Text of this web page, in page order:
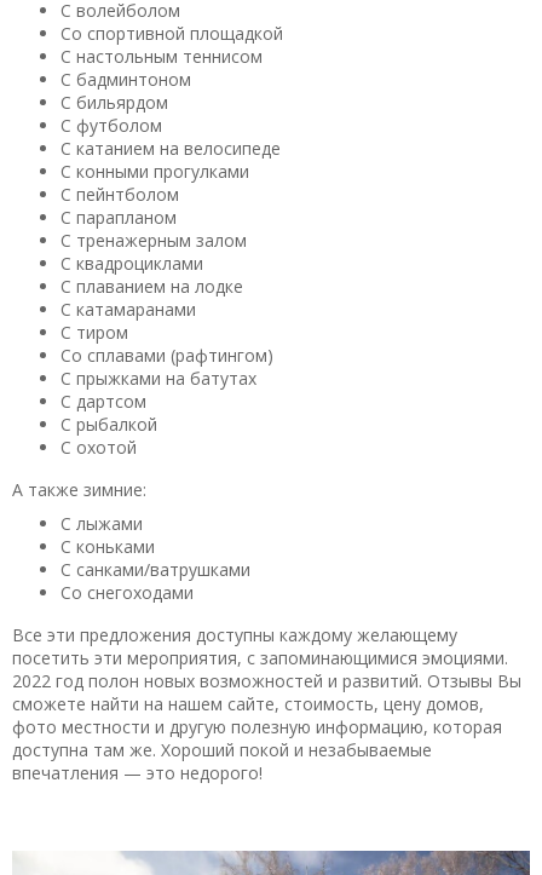
С волейболом
Со спортивной площадкой
С настольным теннисом
С бадминтоном
С бильярдом
С футболом
С катанием на велосипеде
С конными прогулками
С пейнтболом
С парапланом
С тренажерным залом
С квадроциклами
С плаванием на лодке
С катамаранами
С тиром
Со сплавами (рафтингом)
С прыжками на батутах
С дартсом
С рыбалкой
С охотой
А также зимние:
С лыжами
С коньками
С санками/ватрушками
Со снегоходами
Все эти предложения доступны каждому желающему
посетить эти мероприятия, с запоминающимися эмоциями.
2022 год полон новых возможностей и развитий. Отзывы Вы
сможете найти на нашем сайте, стоимость, цену домов,
фото местности и другую полезную информацию, которая
доступна там же. Хороший покой и незабываемые
впечатления — это недорого!